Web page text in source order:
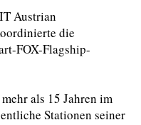
Austrian
die
FOX-Flagship-
als 15 Jahren im
Stationen seiner